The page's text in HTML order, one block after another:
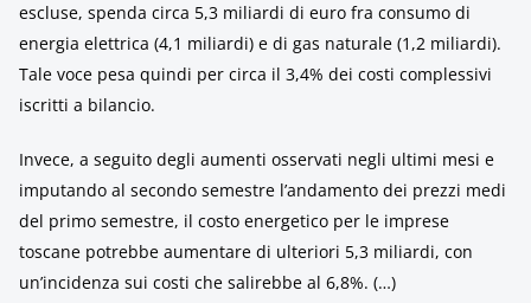
escluse, spenda circa 5,3 miliardi di euro fra consumo di
energia elettrica (4,1 miliardi) e di gas naturale (1,2 miliardi).
Tale voce pesa quindi per circa il 3,4% dei costi complessivi
iscritti a bilancio.
Invece, a seguito degli aumenti osservati negli ultimi mesi e
imputando al secondo semestre l’andamento dei prezzi medi
del primo semestre, il costo energetico per le imprese
toscane potrebbe aumentare di ulteriori 5,3 miliardi, con
un’incidenza sui costi che salirebbe al 6,8%. (…)